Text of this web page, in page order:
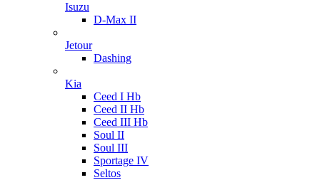
Isuzu
D-Max II
Jetour
Dashing
Kia
Ceed I Hb
Ceed II Hb
Ceed III Hb
Soul II
Soul III
Sportage IV
Seltos